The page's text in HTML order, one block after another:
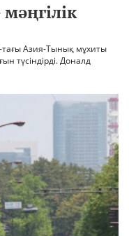
Азия-Тынық мұхиты
түсіндірді. Доналд